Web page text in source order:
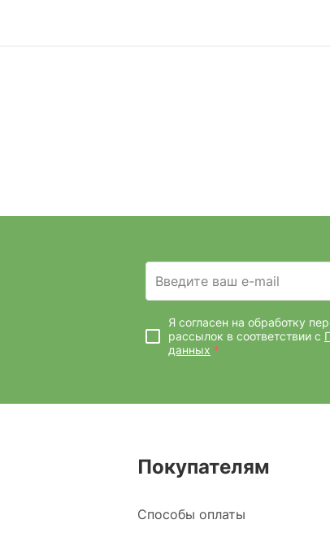
Введите ваш e-mail
Я согласен на обработку
рассылок в соответствии с
данных *
Покупателям
Способы оплаты